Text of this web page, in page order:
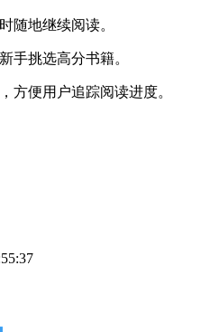
地继续阅读。
挑选高分书籍。
便用户追踪阅读进度。